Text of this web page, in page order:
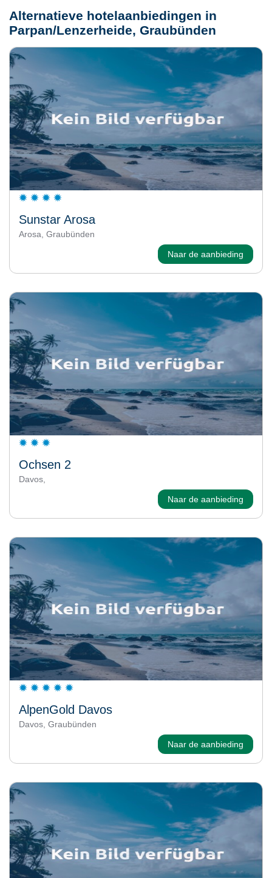
Alternatieve hotelaanbiedingen in
Parpan/Lenzerheide, Graubünden
Sunstar Arosa
Arosa, Graubünden
Naar de aanbieding
Ochsen 2
Davos,
Naar de aanbieding
AlpenGold Davos
Davos, Graubünden
Naar de aanbieding